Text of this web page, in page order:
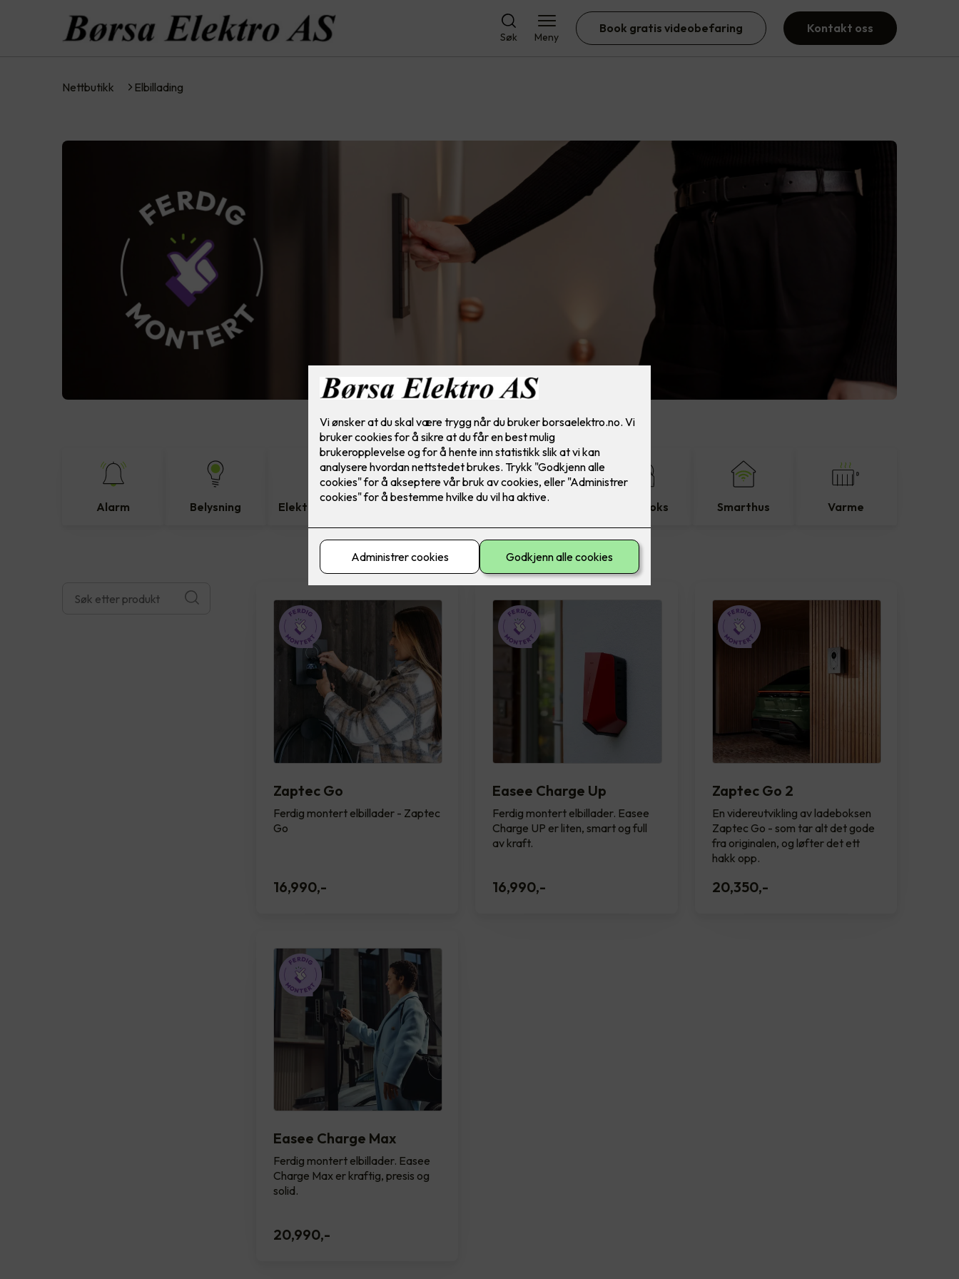
Søk Meny
Book gratis videobefaring Kontakt oss
Nettbutikk Elbillading
Alarm Belysning Elektromateriell Ladeboks Smarthus Varme
Zaptec Go
Ferdig montert elbillader - Zaptec
Go
16,990,-
Easee Charge Up
Ferdig montert elbillader. Easee
Charge UP er liten, smart og full
av kraft.
16,990,-
Zaptec Go 2
En videreutvikling av ladeboksen
Zaptec Go - som tar alt det gode
fra originalen, og løfter det ett
hakk opp.
20,350,-
Easee Charge Max
Ferdig montert elbillader. Easee
Charge Max er kraftig, presis og
solid.
20,990,-